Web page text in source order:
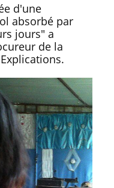
d'une
absorbé par
jours" a
de la